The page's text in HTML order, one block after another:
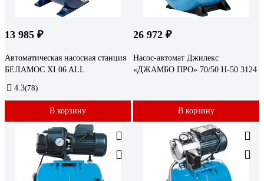
13 985 ₽
Автоматическая насосная станция
БЕЛАМОС XI 06 ALL
4.3(78)
В корзину
26 972 ₽
Насос-автомат Джилекс
«ДЖАМБО ПРО» 70/50 Н-50 3124
В корзину